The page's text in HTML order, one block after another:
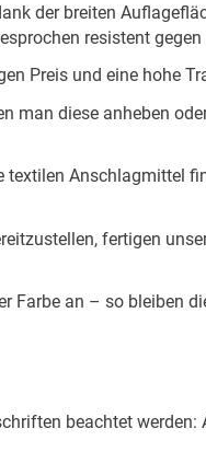
der breiten
resistent
Preis und eine hohe
man diese anheben
Anschlagmittel
fertigen
Farbe an – so bleiben
beachtet